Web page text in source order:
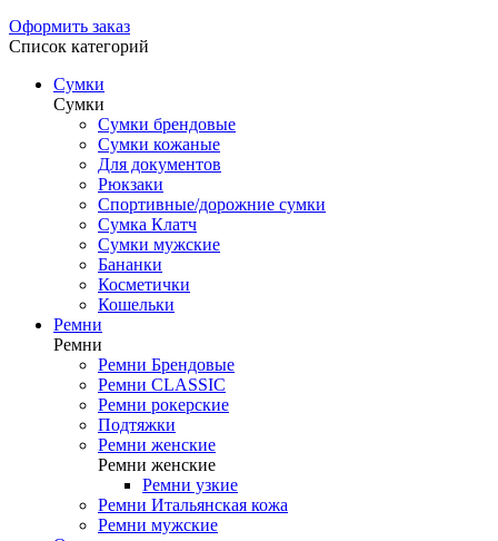
Оформить заказ
Список категорий
Сумки
Сумки
Сумки брендовые
Сумки кожаные
Для документов
Рюкзаки
Спортивные/дорожние сумки
Сумка Клатч
Сумки мужские
Бананки
Косметички
Кошельки
Ремни
Ремни
Ремни Брендовые
Ремни CLASSIC
Ремни рокерские
Подтяжки
Ремни женские
Ремни женские
Ремни узкие
Ремни Итальянская кожа
Ремни мужские